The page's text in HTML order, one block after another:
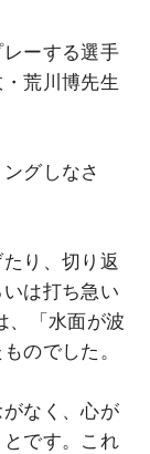
ーする選手
荒川博先生
グしなさ
り、切り返
は打ち急い
、「水面が波
のでした。
なく、心が
です。これ